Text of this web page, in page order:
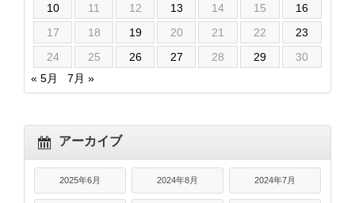
10
11 12 13 14 15
16
17
18 19 20 21 22
23
24
25 26 27 28 29
30
« 5月
7月 »
アーカイブ
2025年6月 2024年8月 2024年7月